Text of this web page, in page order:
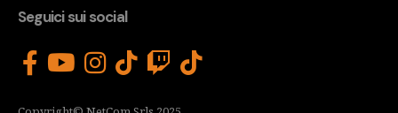
Seguici sui social